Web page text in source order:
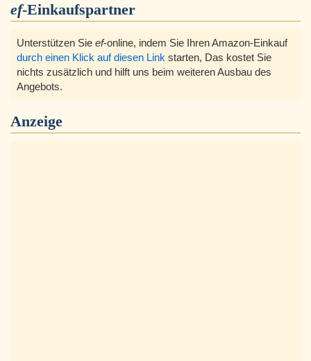
ef-Einkaufspartner
Unterstützen Sie ef-online, indem Sie Ihren Amazon-Einkauf
durch einen Klick auf diesen Link starten, Das kostet Sie
nichts zusätzlich und hilft uns beim weiteren Ausbau des
Angebots.
Anzeige